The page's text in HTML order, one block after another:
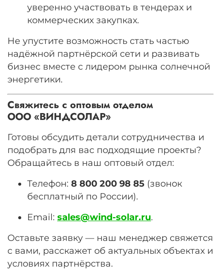
уверенно участвовать в тендерах и
коммерческих закупках.
Не упустите возможность стать частью
надёжной партнёрской сети и развивать
бизнес вместе с лидером рынка солнечной
энергетики.
Свяжитесь с оптовым отделом
ООО «ВИНДСОЛАР»
Готовы обсудить детали сотрудничества и
подобрать для вас подходящие проекты?
Обращайтесь в наш оптовый отдел:
Телефон: 8 800 200 98 85 (звонок
бесплатный по России).
Email: sales@wind-solar.ru.
Оставьте заявку — наш менеджер свяжется
с вами, расскажет об актуальных объектах и
условиях партнёрства.